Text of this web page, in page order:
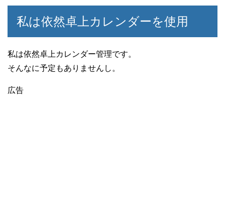
私は依然卓上カレンダーを使用
私は依然卓上カレンダー管理です。
そんなに予定もありませんし。
広告